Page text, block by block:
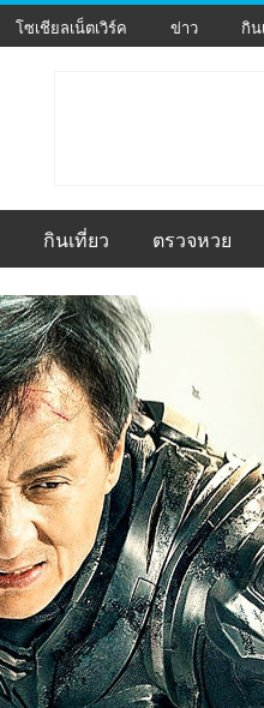
โซเชียลเน็ตเวิร์ค ข่าว กิน
กินเที่ยว ตรวจหวย